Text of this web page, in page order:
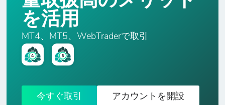
を活用
MT4、MT5、WebTraderで取引
今すぐ取引 アカウントを開設